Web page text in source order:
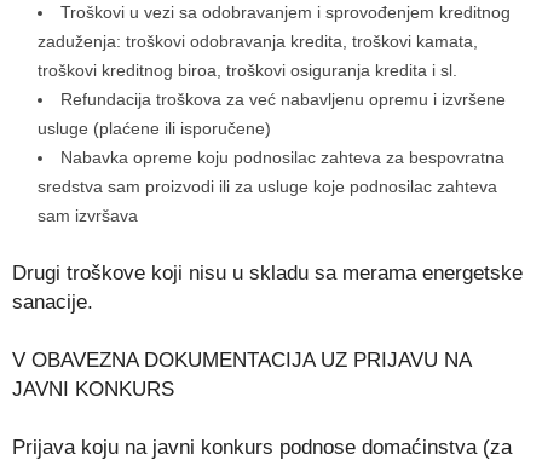
Troškovi u vezi sa odobravanjem i sprovođenjem kreditnog
zaduženja: troškovi odobravanja kredita, troškovi kamata,
troškovi kreditnog biroa, troškovi osiguranja kredita i sl.
Refundacija troškova za već nabavljenu opremu i izvršene
usluge (plaćene ili isporučene)
Nabavka opreme koju podnosilac zahteva za bespovratna
sredstva sam proizvodi ili za usluge koje podnosilac zahteva
sam izvršava
Drugi troškove koji nisu u skladu sa merama energetske
sanacije.
V OBAVEZNA DOKUMENTACIJA UZ PRIJAVU NA
JAVNI KONKURS
Prijava koju na javni konkurs podnose domaćinstva (za